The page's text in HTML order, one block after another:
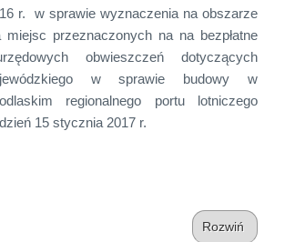
r. w sprawie wyznaczenia na obszarze
miejsc przeznaczonych na na bezpłatne
obwieszczeń dotyczących
w sprawie budowy w
regionalnego portu lotniczego
15 stycznia 2017 r.
Rozwiń